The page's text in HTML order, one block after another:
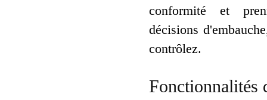
conformité et
décisions
contrôlez.
Fonctionnalités